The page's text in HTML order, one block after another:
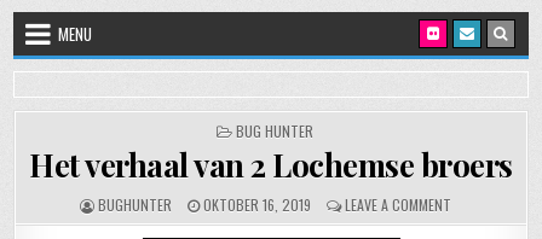
Skip to content
MENU
POSTED IN
BUG HUNTER
Het verhaal van 2 Lochemse broers
AUTHOR:
BUGHUNTER PUBLISHED DATE:
OKTOBER 16, 2019 LEAVE A COMMENTON HET